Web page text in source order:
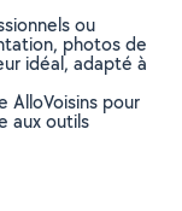
ou
photos de
idéal, adapté à
AlloVoisins pour
aux outils